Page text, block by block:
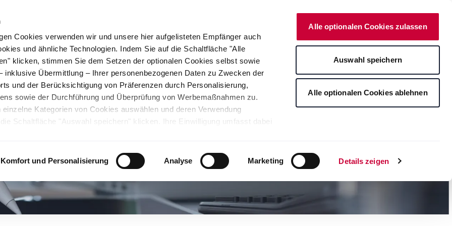
Cookies verwenden wir und unsere hier aufgelisteten Empfänger auch
und ähnliche Technologien. Indem Sie auf die Schaltfläche "Alle
klicken, stimmen Sie dem Setzen der optionalen Cookies selbst sowie
inklusive Übermittlung – Ihrer personenbezogenen Daten zu Zwecken der
und der Berücksichtigung von Präferenzen durch Personalisierung,
sowie der Durchführung und Überprüfung von Werbemaßnahmen zu.
Kategorien von Cookies auswählen und deren Verwendung
Schaltfläche "Auswahl speichern" klicken. Ihre Einwilligung umfasst dabei
können und Ihre Datenschutzrechte eingeschränkt sind. Weitere
Cookies und ähnlichen Technologien sowie zur Verarbeitung Ihrer
z.B. zu den verarbeiteten Daten, den Speicherdauern und den
Sie durch Anklicken von "Details zeigen" oder durch Aufrufen
, die am Ende der Webseite verlinkt ist, wählen und finden. Je nach den
Komfort und Personalisierung Analyse Marketing Details zeigen
Alle optionalen Cookies zulassen
Auswahl speichern
Alle optionalen Cookies ablehnen
Stahl Nachhaltigkeit Karriere Standorte